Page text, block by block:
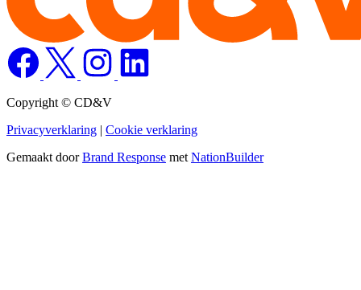
Copyright © CD&V
Privacyverklaring | Cookie verklaring
Gemaakt doorBrand Response metNationBuilder